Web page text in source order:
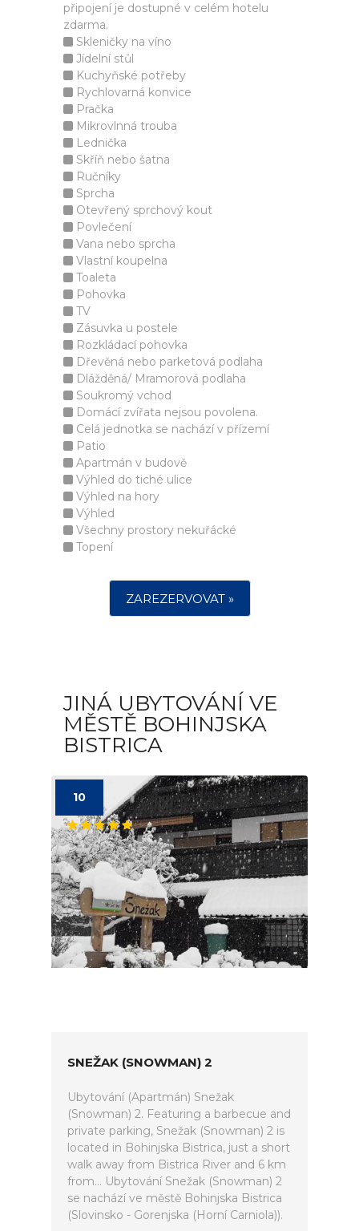
připojení je dostupné v celém hotelu
zdarma.
Skleničky na víno
Jídelní stůl
Kuchyňské potřeby
Rychlovarná konvice
Pračka
Mikrovlnná trouba
Lednička
Skříň nebo šatna
Ručníky
Sprcha
Otevřený sprchový kout
Povlečení
Vana nebo sprcha
Vlastní koupelna
Toaleta
Pohovka
TV
Zásuvka u postele
Rozkládací pohovka
Dřevěná nebo parketová podlaha
Dlážděná/ Mramorová podlaha
Soukromý vchod
Domácí zvířata nejsou povolena.
Celá jednotka se nachází v přízemí
Patio
Apartmán v budově
Výhled do tiché ulice
Výhled na hory
Výhled
Všechny prostory nekuřácké
Topení
ZAREZERVOVAT »
JINÁ UBYTOVÁNÍ VE
MĚSTĚ BOHINJSKA
BISTRICA
10
SNEŽAK (SNOWMAN) 2
Ubytování (Apartmán) Snežak
(Snowman) 2. Featuring a barbecue and
private parking, Snežak (Snowman) 2 is
located in Bohinjska Bistrica, just a short
walk away from Bistrica River and 6 km
from... Ubytování Snežak (Snowman) 2
se nachází ve městě Bohinjska Bistrica
(Slovinsko - Gorenjska (Horní Carniola)).